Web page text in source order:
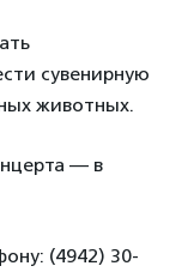
сувенирную
животных.
— в
(4942) 30-